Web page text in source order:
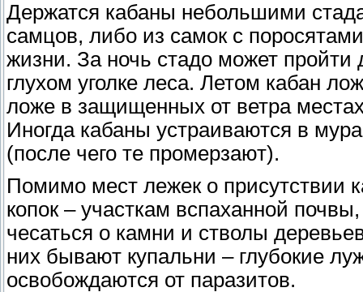
Держатся кабаны небольшими
самцов, либо из самок с
жизни. За ночь стадо может пройти
глухом уголке леса. Летом кабан
ложе в защищенных от ветра
Иногда кабаны устраиваются в
(после чего те промерзают).
Помимо мест лежек о присутствии
копок – участкам вспаханной
чесаться о камни и стволы
них бывают купальни – глубокие
освобождаются от паразитов.